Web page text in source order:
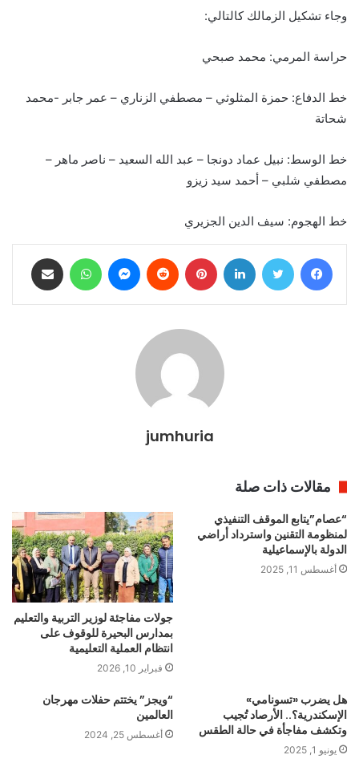
وجاء تشكيل الزمالك كالتالي:
حراسة المرمي: محمد صبحي
خط الدفاع: حمزة المثلوثي – مصطفي الزناري – عمر جابر -محمد
شحاتة
خط الوسط: نبيل عماد دونجا – عبد الله السعيد – ناصر ماهر –
مصطفي شلبي – أحمد سيد زيزو
خط الهجوم: سيف الدين الجزيري
فيسبوك تويتر لينكدإن بينتيريست ماسنجر واتساب
jumhuria
مقالات ذات صلة
“عصام”يتابع الموقف التنفيذي
لمنظومة التقنين واسترداد أراضي
الدولة بالإسماعيلية
أغسطس 11, 2025
جولات مفاجئة لوزير التربية والتعليم
بمدارس البحيرة للوقوف على
انتظام العملية التعليمية
فبراير 10, 2026
هل يضرب «تسونامي»
الإسكندرية؟.. الأرصاد تُجيب
وتكشف مفاجأة في حالة الطقس
يونيو 1, 2025
“ويجز” يختتم حفلات مهرجان
العالمين
أغسطس 25, 2024